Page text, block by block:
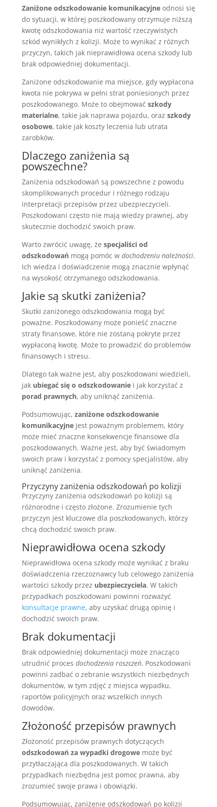
Zaniżone odszkodowanie komunikacyjneodnosi się
do sytuacji, w której poszkodowany otrzymuje niższą
kwotę odszkodowania niż wartość rzeczywistych
szkód wynikłych z kolizji. Może to wynikać z różnych
przyczyn, takich jak nieprawidłowa ocena szkody lub
brak odpowiedniej dokumentacji.
Zaniżone odszkodowanie ma miejsce, gdy wypłacona
kwota nie pokrywa w pełni strat poniesionych przez
poszkodowanego. Może to obejmować szkody
materialne, takie jak naprawa pojazdu, oraz szkody
osobowe, takie jak koszty leczenia lub utrata
zarobków.
Dlaczego zaniżenia są
powszechne?
Zaniżenia odszkodowań są powszechne z powodu
skomplikowanych procedur i różnego rodzaju
interpretacji przepisów przez ubezpieczycieli.
Poszkodowani często nie mają wiedzy prawnej, aby
skutecznie dochodzić swoich praw.
Warto zwrócić uwagę, że specjaliści od
odszkodowańmogą pomóc w dochodzeniu należności.
Ich wiedza i doświadczenie mogą znacznie wpłynąć
na wysokość otrzymanego odszkodowania.
Jakie są skutki zaniżenia?
Skutki zaniżonego odszkodowania mogą być
poważne. Poszkodowany może ponieść znaczne
straty finansowe, które nie zostaną pokryte przez
wypłaconą kwotę. Może to prowadzić do problemów
finansowych i stresu.
Dlatego tak ważne jest, aby poszkodowani wiedzieli,
jak ubiegać się o odszkodowaniei jak korzystać z
porad prawnych, aby uniknąć zaniżenia.
Podsumowując, zaniżone odszkodowanie
komunikacyjnejest poważnym problemem, który
może mieć znaczne konsekwencje finansowe dla
poszkodowanych. Ważne jest, aby być świadomym
swoich praw i korzystać z pomocy specjalistów, aby
uniknąć zaniżenia.
Przyczyny zaniżenia odszkodowań po kolizji
Przyczyny zaniżenia odszkodowań po kolizji są
różnorodne i często złożone. Zrozumienie tych
przyczyn jest kluczowe dla poszkodowanych, którzy
chcą dochodzić swoich praw.
Nieprawidłowa ocena szkody
Nieprawidłowa ocena szkody może wynikać z braku
doświadczenia rzeczoznawcy lub celowego zaniżenia
wartości szkody przez ubezpieczyciela. W takich
przypadkach poszkodowani powinni rozważyć
konsultacje prawne, aby uzyskać drugą opinię i
dochodzić swoich praw.
Brak dokumentacji
Brak odpowiedniej dokumentacji może znacząco
utrudnić proces dochodzenia roszczeń. Poszkodowani
powinni zadbać o zebranie wszystkich niezbędnych
dokumentów, w tym zdjęć z miejsca wypadku,
raportów policyjnych oraz wszelkich innych
dowodów.
Złożoność przepisów prawnych
Złożoność przepisów prawnych dotyczących
odszkodowań za wypadki drogowemoże być
przytłaczająca dla poszkodowanych. W takich
przypadkach niezbędna jest pomoc prawna, aby
zrozumieć swoje prawa i obowiązki.
Podsumowując, zaniżenie odszkodowań po kolizji